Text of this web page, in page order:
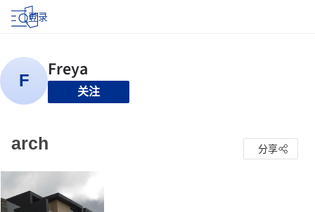
登录
关注
arch 分享